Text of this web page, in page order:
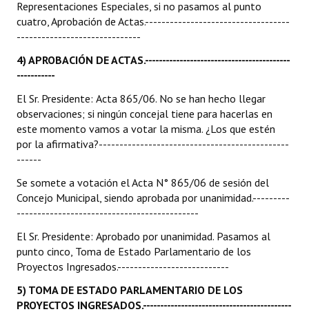
Representaciones Especiales, si no pasamos al punto
cuatro, Aprobación de Actas.-----------------------------------
------------------------------
4) APROBACIÓN DE ACTAS.------------------------------------------
-----------
El Sr. Presidente: Acta 865/06. No se han hecho llegar
observaciones; si ningún concejal tiene para hacerlas en
este momento vamos a votar la misma. ¿Los que estén
por la afirmativa?----------------------------------------------
------
Se somete a votación el Acta N° 865/06 de sesión del
Concejo Municipal, siendo aprobada por unanimidad.---------
--------------------------------------------
El Sr. Presidente: Aprobado por unanimidad. Pasamos al
punto cinco, Toma de Estado Parlamentario de los
Proyectos Ingresados.---------------------------
5) TOMA DE ESTADO PARLAMENTARIO DE LOS
PROYECTOS INGRESADOS.-------------------------------------------